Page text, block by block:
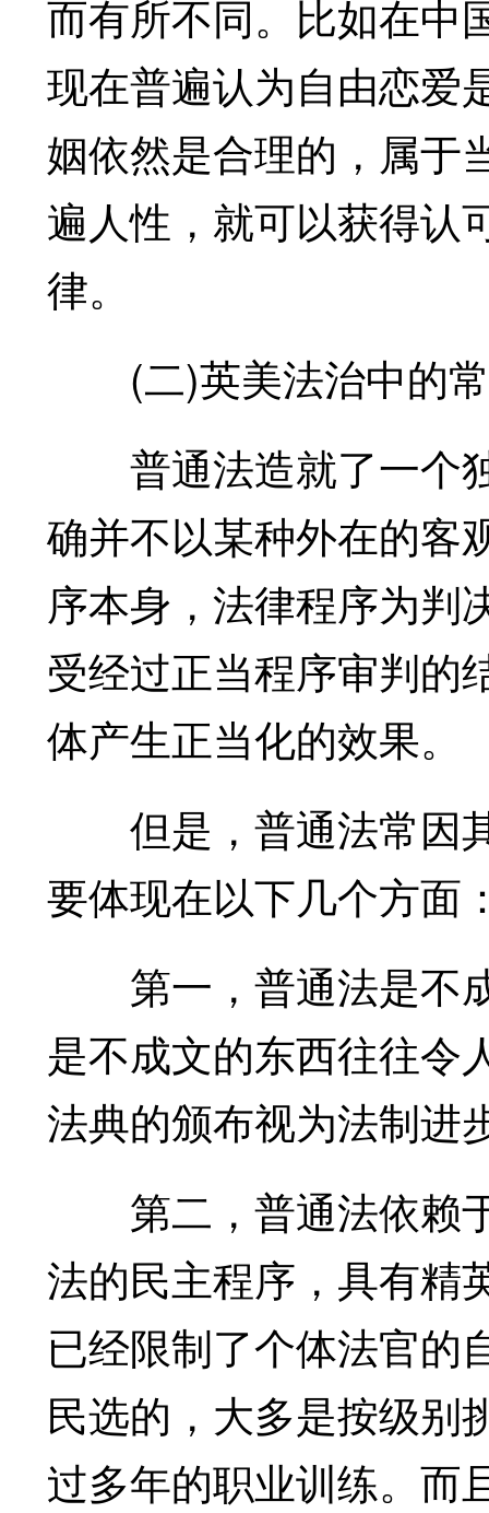
而有所不同。比如在中
现在普遍认为自由恋爱
姻依然是合理的，属于
遍人性，就可以获得认
律。
(二)英美法治中的
普通法造就了一个独
确并不以某种外在的客
序本身，法律程序为判
受经过正当程序审判的
体产生正当化的效果。
但是，普通法常因其
要体现在以下几个方面
第一，普通法是不
是不成文的东西往往令
法典的颁布视为法制进
第二，普通法依赖
法的民主程序，具有精
已经限制了个体法官的
民选的，大多是按级别
过多年的职业训练。而